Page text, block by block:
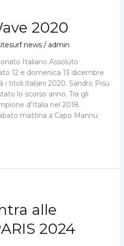
2020
news/ admin
Italiano Assoluto
12 e domenica 13 dicembre
i titoli italiani 2020. Sandro Pisu
lo scorso anno. Tra gli
d’Italia nel 2018.
mattina a Capo Mannu
alle
2024